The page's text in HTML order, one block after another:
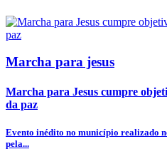
Marcha para jesus
Marcha para Jesus cumpre
da paz
Evento inédito no município realizado
pela...